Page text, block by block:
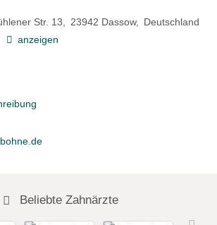
Str. 13 23942 Dassow
Deutschland
anzeigen
Beliebte Zahnärzte